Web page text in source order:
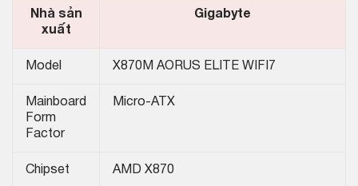
Nhà sản
xuất
Gigabyte
Model X870M AORUS ELITE WIFI7
Mainboard
Form
Factor
Micro-ATX
Chipset AMD X870